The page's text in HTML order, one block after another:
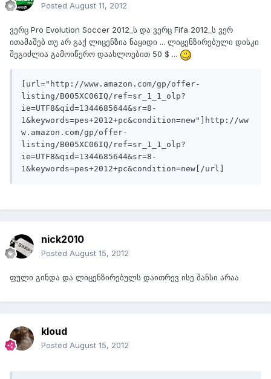
Posted August 11, 2012
ვერც Pro Evolution Soccer 2012_ს და ვერც Fifa 2012_ს ვერ
ითამაშებ თუ არ გაქ ლიცენზია ნაყიდი ... ლიცენზირებული დისკი
შეგიძლია გამოიწერო დაახლოებით 50 $ ...
[url="http://www.amazon.com/gp/offer-
listing/B005XC06IQ/ref=sr_1_1_olp?
ie=UTF8&qid=1344685644&sr=8-
1&keywords=pes+2012+pc&condition=new"]http://ww
w.amazon.com/gp/offer-
listing/B005XC06IQ/ref=sr_1_1_olp?
ie=UTF8&qid=1344685644&sr=8-
1&keywords=pes+2012+pc&condition=new[/url]
nick2010
Posted August 15, 2012
ფული გინდა და ლიცენზირებულს დაითრევ ისე შანსი არაა
kloud
Posted August 15, 2012